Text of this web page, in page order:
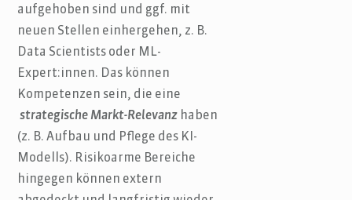
aufgehoben sind und ggf. mit
neuen Stellen einhergehen, z. B.
Data Scientists oder ML-
Expert:innen. Das können
Kompetenzen sein, die eine
strategische Markt-Relevanz haben
(z. B. Aufbau und Pflege des KI-
Modells). Risikoarme Bereiche
hingegen können extern